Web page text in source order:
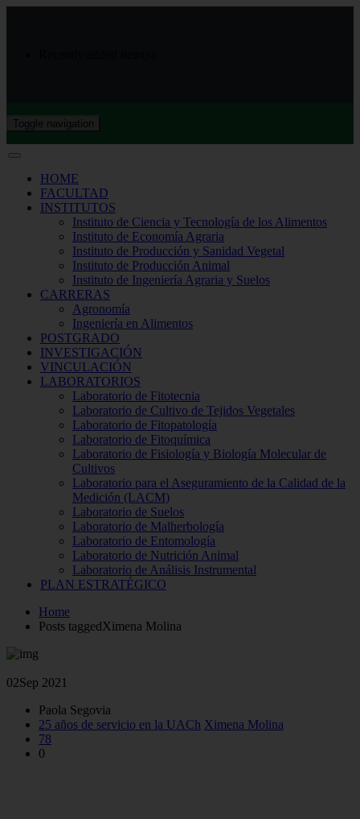
Toggle navigation
HOME
FACULTAD
INSTITUTOS
Instituto de Ciencia y Tecnología de los Alimentos
Instituto de Economía Agraria
Instituto de Producción y Sanidad Vegetal
Instituto de Producción Animal
Instituto de Ingeniería Agraria y Suelos
CARRERAS
Agronomía
Ingeniería en Alimentos
POSTGRADO
INVESTIGACIÓN
VINCULACIÓN
LABORATORIOS
Laboratorio de Fitotecnia
Laboratorio de Cultivo de Tejidos Vegetales
Laboratorio de Fitopatología
Laboratorio de Fitoquímica
Laboratorio de Fisiología y Biología Molecular de
Cultivos
Laboratorio para el Aseguramiento de la Calidad de la
Medición (LACM)
Laboratorio de Suelos
Laboratorio de Malherbología
Laboratorio de Entomología
Laboratorio de Nutrición Animal
Laboratorio de Análisis Instrumental
PLAN ESTRATÉGICO
Home
Posts taggedXimena Molina
02Sep 2021
Paola Segovia
25 años de servicio en la UACh Ximena Molina
78
0